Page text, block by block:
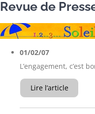
Revue de
01/02/07
L’engagement, c’est
Lire l’article